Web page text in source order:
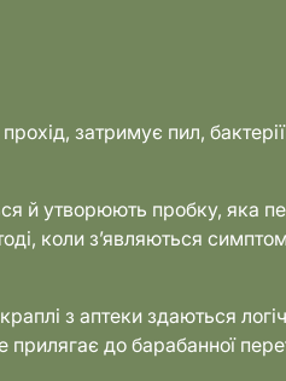
затримує пил, бактерії
й утворюють пробку, яка
коли з’являються
з аптеки здаються
до барабанної